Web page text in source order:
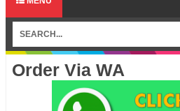
Order Via WA